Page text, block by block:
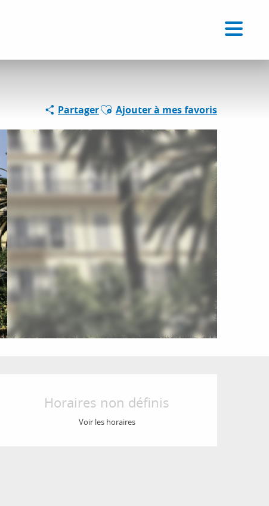
PartagerAjouter aux favoris
Ajouter à mes favoris
Ouverture et
Horaires non définis
Voir les horaires